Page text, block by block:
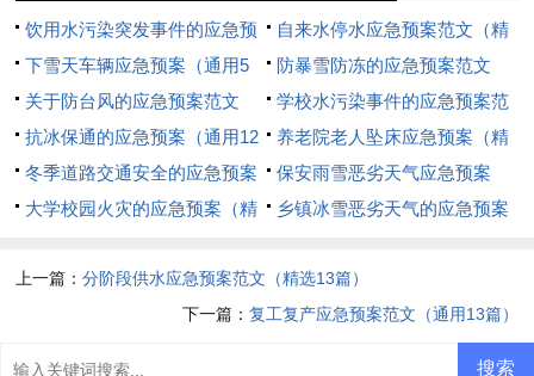
饮用水污染突发事件的应急预
案
自来水停水应急预案范文（精
选6篇）
下雪天车辆应急预案（通用5
篇）
防暴雪防冻的应急预案范文
（精选8篇）
关于防台风的应急预案范文
学校水污染事件的应急预案范
文（精选7篇）
抗冰保通的应急预案（通用12
篇）
养老院老人坠床应急预案（精
选6篇）
冬季道路交通安全的应急预案
（通用5篇）
保安雨雪恶劣天气应急预案
（精选14篇）
大学校园火灾的应急预案（精
乡镇冰雪恶劣天气的应急预案
上一篇：分阶段供水应急预案范文（精选13篇）
下一篇： 复工复产应急预案范文（通用13篇）